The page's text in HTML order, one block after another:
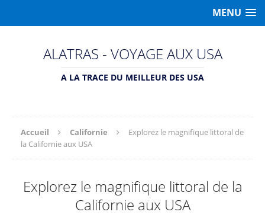
MENU
ALATRAS - VOYAGE AUX USA
A LA TRACE DU MEILLEUR DES USA
Accueil Californie
Explorez le magnifique littoral de
la Californie aux USA
Explorez le magnifique littoral de la
Californie aux USA